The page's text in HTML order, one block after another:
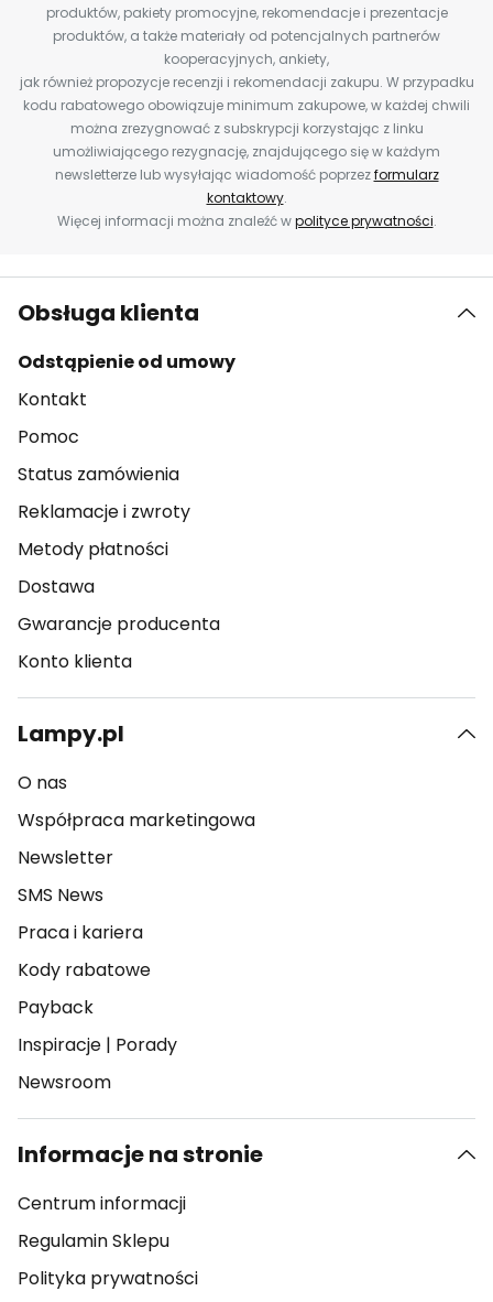
produktów, pakiety promocyjne, rekomendacje i prezentacje
produktów, a także materiały od potencjalnych partnerów
kooperacyjnych, ankiety,
jak również propozycje recenzji i rekomendacji zakupu. W przypadku
kodu rabatowego obowiązuje minimum zakupowe, w każdej chwili
można zrezygnować z subskrypcji korzystając z linku
umożliwiającego rezygnację, znajdującego się w każdym
newsletterze lub wysyłając wiadomość poprzezformularz
kontaktowy.
Więcej informacji można znaleźć wpolityce prywatności.
Obsługa klienta
Odstąpienie od umowy
Kontakt
Pomoc
Status zamówienia
Reklamacje i zwroty
Metody płatności
Dostawa
Gwarancje producenta
Konto klienta
Lampy.pl
O nas
Współpraca marketingowa
Newsletter
SMS News
Praca i kariera
Kody rabatowe
Payback
Inspiracje | Porady
Newsroom
Informacje na stronie
Centrum informacji
Regulamin Sklepu
Polityka prywatności